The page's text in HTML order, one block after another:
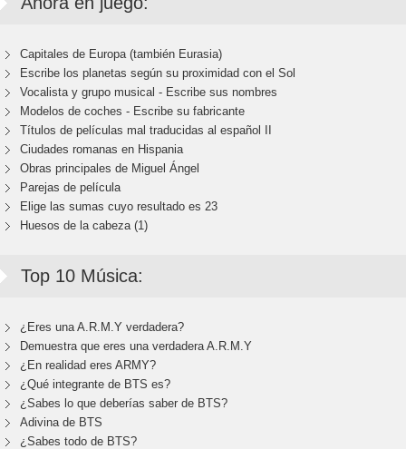
Capitales de Europa (también Eurasia)
Escribe los planetas según su proximidad con el Sol
Vocalista y grupo musical - Escribe sus nombres
Modelos de coches - Escribe su fabricante
Títulos de películas mal traducidas al español II
Ciudades romanas en Hispania
Obras principales de Miguel Ángel
Parejas de película
Elige las sumas cuyo resultado es 23
Huesos de la cabeza (1)
Top 10 Música:
¿Eres una A.R.M.Y verdadera?
Demuestra que eres una verdadera A.R.M.Y
¿En realidad eres ARMY?
¿Qué integrante de BTS es?
¿Sabes lo que deberías saber de BTS?
Adivina de BTS
¿Sabes todo de BTS?